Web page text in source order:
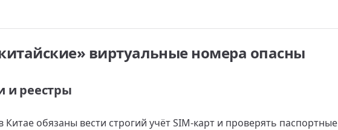
виртуальные номера опасны
и реестры
обязаны вести строгий учёт SIM-карт и проверять паспортные